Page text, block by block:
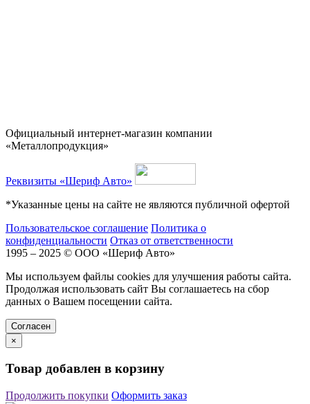
Официальный интернет-магазин компании
«Металлопродукция»
Реквизиты «Шериф Авто»
*Указанные цены на сайте не являются публичной офертой
Пользовательское соглашение Политика о
конфиденциальности Отказ от ответственности
1995 – 2025 © ООО «Шериф Авто»
Мы используем файлы cookies для улучшения работы сайта.
Продолжая использовать сайт Вы соглашаетесь на сбор
данных о Вашем посещении сайта.
Cогласен
×
Товар добавлен в корзину
Продолжить покупки Оформить заказ